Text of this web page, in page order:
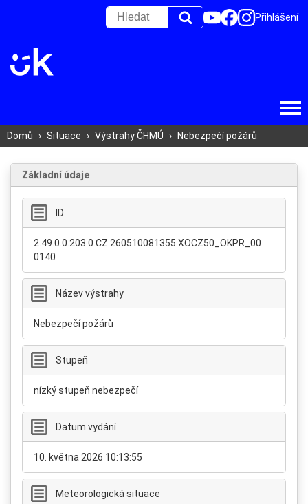
Přihlášení
Domů › Situace › Výstrahy ČHMÚ › Nebezpečí požárů
Základní údaje
ID
2.49.0.0.203.0.CZ.260510081355.XOCZ50_OKPR_00
0140
Název výstrahy
Nebezpečí požárů
Stupeň
nízký stupeň nebezpečí
Datum vydání
10. května 2026 10:13:55
Meteorologická situace